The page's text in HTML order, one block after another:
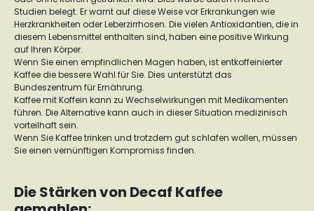
Studien belegt. Er warnt auf diese Weise vor Erkrankungen wie
Herzkrankheiten oder Leberzirrhosen. Die vielen Antioxidantien, die in
diesem Lebensmittel enthalten sind, haben eine positive Wirkung
auf Ihren Körper.
Wenn Sie einen empfindlichen Magen haben, ist entkoffeinierter
Kaffee die bessere Wahl für Sie. Dies unterstützt das
Bundeszentrum für Ernährung.
Kaffee mit Koffein kann zu Wechselwirkungen mit Medikamenten
führen. Die Alternative kann auch in dieser Situation medizinisch
vorteilhaft sein.
Wenn Sie Kaffee trinken und trotzdem gut schlafen wollen, müssen
Sie einen vernünftigen Kompromiss finden.
Die Stärken von Decaf Kaffee